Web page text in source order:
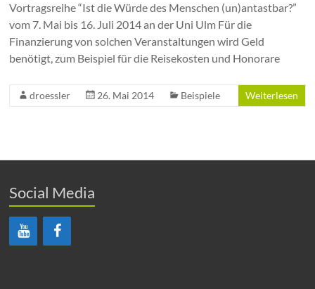
Vortragsreihe “Ist die Würde des Menschen (un)antastbar?”
vom 7. Mai bis 16. Juli 2014 an der Uni Ulm Für die
Finanzierung von solchen Veranstaltungen wird Geld
benötigt, zum Beispiel für die Reisekosten und Honorare
droessler 26. Mai 2014 Beispiele Weiterlesen
Social Media